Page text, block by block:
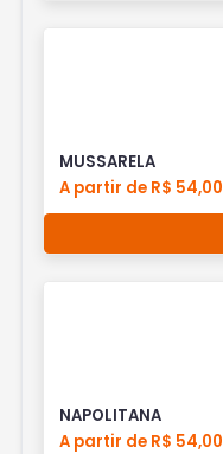
MUSSARELA
A partir de R$ 54,00
NAPOLITANA
A partir de R$ 54,00